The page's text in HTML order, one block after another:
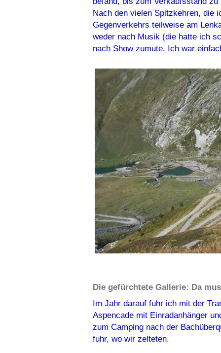
Nach den vielen Spitzkehren, die
Gegenverkehrs teilweise am
weder nach Musik (die hatte ich
nach Show zumute. Ich war
Die gefürchtete Gallerie: Da
Im Jahr darauf fuhr ich mit der
Aspencade mit Einradanhänger
zum Camping nach der
fuhr, wo wir zelteten.